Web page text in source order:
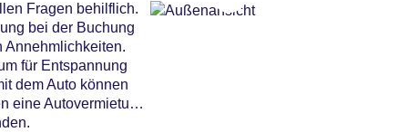
Fragen behilflich.
bei der Buchung
Annehmlichkeiten.
für Entspannung
dem Auto können
eine Autovermietung